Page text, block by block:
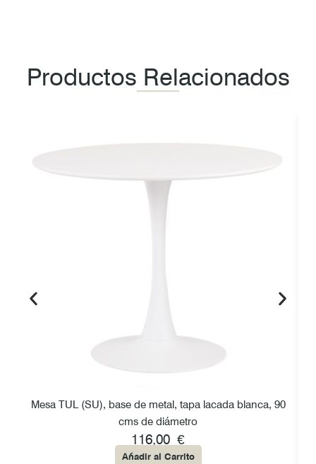
Productos Relacionados
Mesa TUL (SU), base de metal, tapa lacada blanca, 90
cms de diámetro
116,00 €
Añadir al Carrito